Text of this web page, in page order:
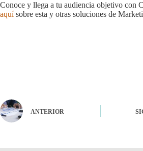
Conoce y llega a tu audiencia objetivo con
aquísobre esta y otras soluciones de
ANTERIOR